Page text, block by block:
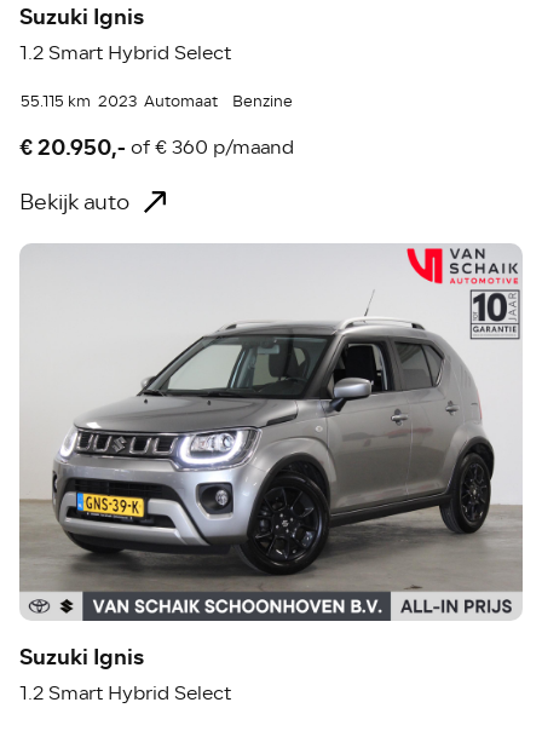
Suzuki Ignis
1.2 Smart Hybrid Select
55.115 km 2023 Automaat Benzine
€ 20.950,- of€ 360 p/maand
Bekijk auto
Suzuki Ignis
1.2 Smart Hybrid Select